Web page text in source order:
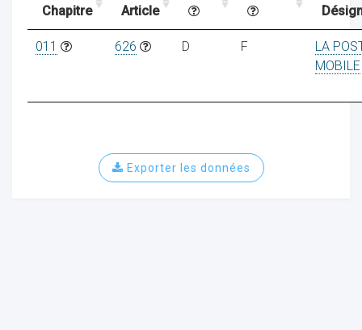
Chapitre Article
011 626 D F
LA
MOBILE
Exporter les données